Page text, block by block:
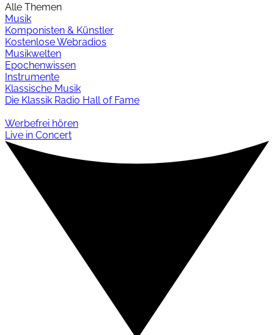
Alle Themen
Musik
Komponisten & Künstler
Kostenlose Webradios
Musikwelten
Epochenwissen
Instrumente
Klassische Musik
Die Klassik Radio Hall of Fame
Werbefrei hören
Live in Concert